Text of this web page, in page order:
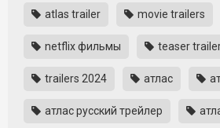
atlas trailer movie trailers
netflix фильмы teaser
trailers 2024 атлас
атлас русский трейлер